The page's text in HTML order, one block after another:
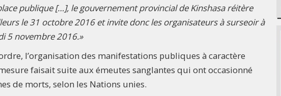
publique […], le gouvernement provincial de Kinshasa réitère
le 31 octobre 2016 et invite donc les organisateurs à surseoir à
5 novembre 2016.»
l’organisation des manifestations publiques à caractère
faisait suite aux émeutes sanglantes qui ont occasionné
de morts, selon les Nations unies.